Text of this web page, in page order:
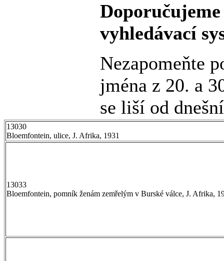
vyhledávací
Nezapomeňte
jména z 20. a
se liší od
13030
Bloemfontein, ulice, J. Afrika, 1931
13033
Bloemfontein, pomník ženám zemřelým v Burské válce, J. Afrika,